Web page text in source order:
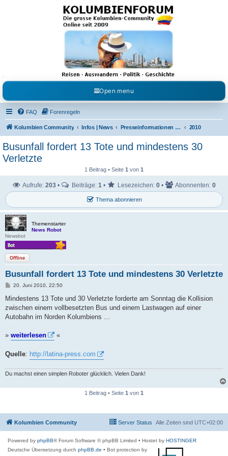
Kolumbienforum - Das
grosse Forum der
Freunde Kolumbiens
Reisen, Auswandern, Kultur, Politik, Geschichte und Visum in Kolumbien und Venezuela.
Austausch, Erfahrungen und Gemeinschaft im Kolumbienforum
Open menu
FAQ Forenregeln
Kolumbien Community Infos | News Presseinformationen & Neuigkeiten 2010
Busunfall fordert 13 Tote und mindestens 30
Verletzte
1 Beitrag • Seite 1 von 1
Thema abonnieren
Aufrufe: 203 • Beiträge: 1 • Lesezeichen: 0 • Abonnenten: 0
Themenstarter
News Robot
Newsbot
Offline
Busunfall fordert 13 Tote und mindestens 30 Verletzte
B
i
r
a
20. Juni 2010, 22:50
Mindestens 13 Tote und 30 Verletzte forderte am Sonntag die Kollision
zwischen einem vollbesetzten Bus und einem Lastwagen auf einer
Autobahn im Norden Kolumbiens ...
» weiterlesen «
Quelle: http://latina-press.com
Du machst einen simplen Roboter glücklich. Vielen Dank!
1 Beitrag • Seite 1 von 1
Kolumbien Community Alle Zeiten sind UTC+02:00
Server Status
Powered by phpBB® Forum Software © phpBB Limited • Hostet by HOSTINGER
Deutsche Übersetzung durch phpBB.de • Bot protection by